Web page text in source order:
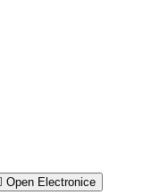
Open Electronice